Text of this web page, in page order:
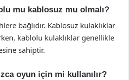
mu kablosuz mu olmalı?
bağlıdır. Kablosuz kulaklıklar
kablolu kulaklıklar genellikle
sahiptir.
oyun için mi kullanılır?